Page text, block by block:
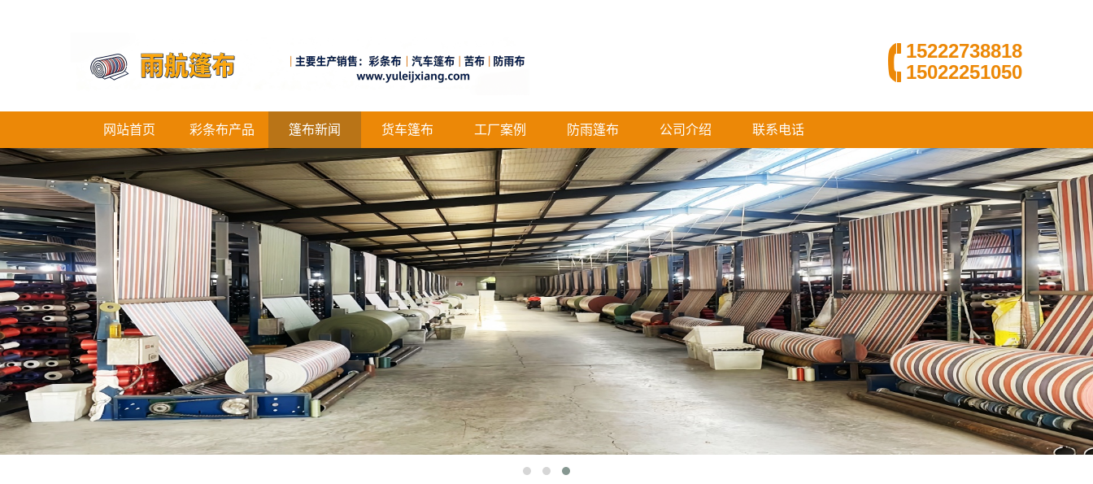
15222738818
15022251050
网站首页 彩条布产品 篷布新闻 货车篷布 工厂案例 防雨篷布 公司介绍 联系电话